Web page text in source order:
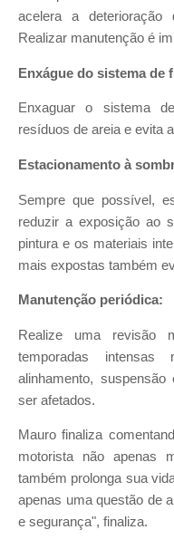
acelera a
Realizar manutenção é
Enxágue do sistema de
Enxaguar o sistema
resíduos de areia e evita
Estacionamento à
Sempre que possível,
reduzir a exposição ao
pintura e os materiais
mais expostas também
Manutenção periódica:
Realize uma revisão
temporadas
alinhamento,
ser afetados.
Mauro finaliza
motorista não apenas
também prolonga sua
apenas uma questão de
e segurança", finaliza.